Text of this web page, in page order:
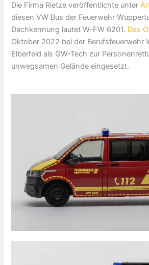
Die Firma Rietze veröffentlichte unter
diesen VW Bus der Feuerwehr
Dachkennung lautet W-FW 6201. Das
Oktober 2022 bei der Berufsfeuerwehr
Elberfeld als GW-Tech zur
unwegsamen Gelände eingesetzt.